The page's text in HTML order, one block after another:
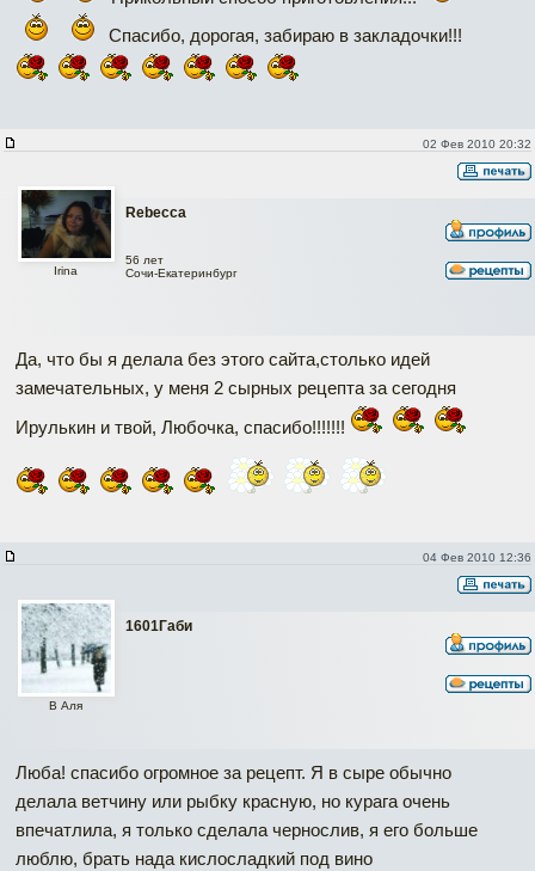
Спасибо, дорогая, забираю в закладочки!!!
02 Фев 2010 20:32
Rebecca
Irina
56 лет
Сочи-Екатеринбург
Да, что бы я делала без этого сайта,столько идей
замечательных, у меня 2 сырных рецепта за сегодня
Ирулькин и твой, Любочка, спасибо!!!!!!!
04 Фев 2010 12:36
1601Габи
В Аля
Люба! спасибо огромное за рецепт. Я в сыре обычно
делала ветчину или рыбку красную, но курага очень
впечатлила, я только сделала чернослив, я его больше
люблю, брать нада кислосладкий под вино